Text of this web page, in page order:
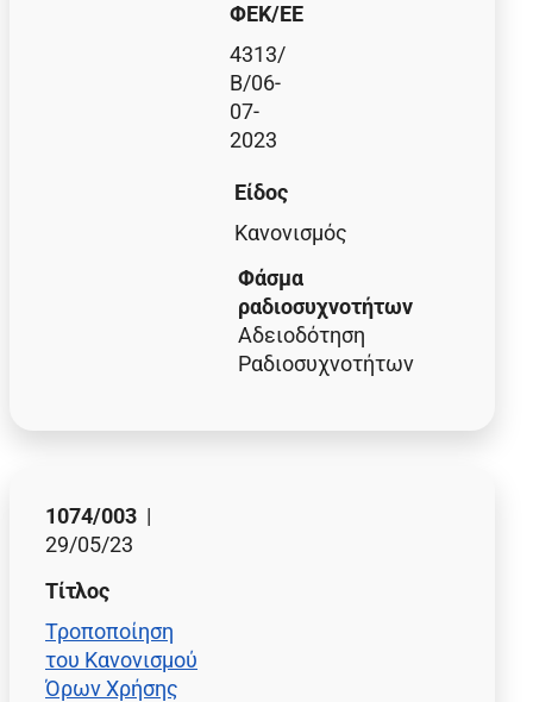
ΦΕΚ/EE
4313/
Β/06-
07-
2023
Είδος
Κανονισμός
Φάσμα
ραδιοσυχνοτήτων
Αδειοδότηση
Ραδιοσυχνοτήτων
1074/003 |
29/05/23
Τίτλος
Τροποποίηση
του Κανονισμού
Όρων Χρήσης